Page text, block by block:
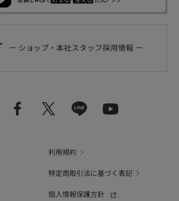
利用規約
特定商取引法に基づく表記
個人情報保護方針